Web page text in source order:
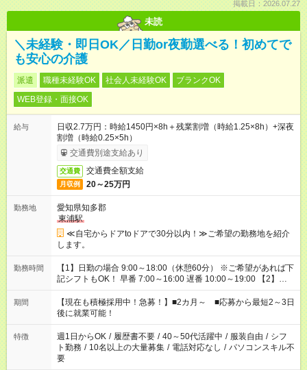
掲載日：2026.07.27
未読
＼未経験・即日OK／日勤or夜勤選べる！初めてで
も安心の介護
派遣 職種未経験OK 社会人未経験OK
ブランクOK
WEB登録・面接OK
給与
日収2.7万円：時給1450円×8h＋残業割増（時給1.25×8h）+深夜
割増（時給0.25×5h）
交通費別途支給あり
交通費 交通費全額支給
月収例 20～25万円
勤務地
愛知県知多郡
東浦駅
≪自宅からドアtoドアで30分以内！≫ご希望の勤務地を紹介
します。
勤務時間
【1】日勤の場合 9:00～18:00（休憩60分） ※ご希望があれば下
記シフトもOK！ 早番 7:00～16:00 遅番 10:00～19:00 【2】夜
勤の場合 16:30～翌9:30 16:30～翌10:30など ※Wワーク希望の
方へ 今ご覧のお仕事で希望する勤務時間と、もう1つのお仕事の
勤務時間。 合計で週40時間を超える場合は応募できません。
期間
【現在も積極採用中！急募！】■2カ月～ ■応募から最短2～3日
後に就業可能！
特徴 週1日からOK / 履歴書不要 / 40～50代活躍中 / 服装自由 / シフ
ト勤務 / 10名以上の大量募集 / 電話対応なし / パソコンスキル不
要